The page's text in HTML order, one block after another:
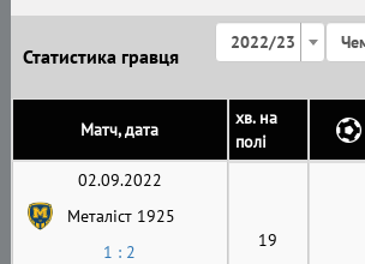
Статистика гравця
2022/23
Матч, дата
хв. на
полі
02.09.2022
Металіст 1925
1 : 2
19